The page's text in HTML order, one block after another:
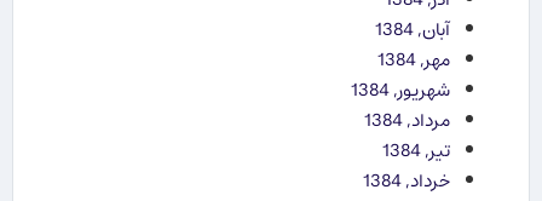
آبان, 1384
مهر, 1384
شهریور, 1384
مرداد, 1384
تیر, 1384
خرداد, 1384